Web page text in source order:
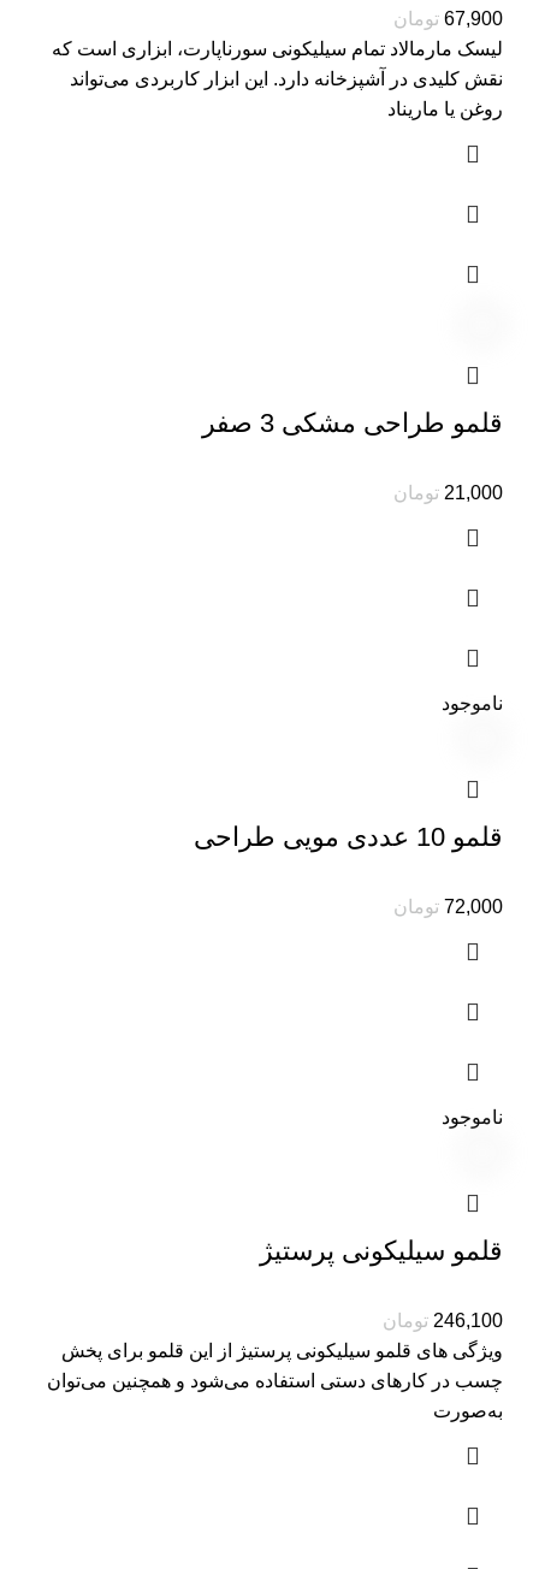
تومان
لیسک مارمالاد تمام سیلیکونی سورناپارت، ابزاری است که
نقش کلیدی در آشپزخانه دارد. این ابزار کاربردی می‌تواند
روغن یا ماریناد
قلمو طراحی مشکی 3 صفر
تومان
ناموجود
قلمو 10 عددی مویی طراحی
تومان
ناموجود
قلمو سیلیکونی پرستیژ
تومان
ویژگی های قلمو سیلیکونی پرستیژ از این قلمو برای پخش
چسب در کارهای دستی استفاده می‌شود و همچنین می‌توان
به‌صورت